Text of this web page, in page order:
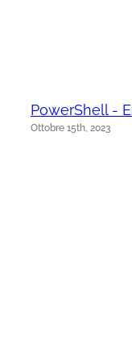
PowerShell -
Ottobre 15th, 2023